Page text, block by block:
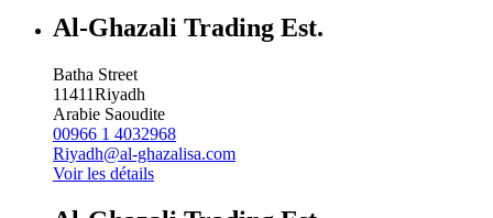
Al-Ghazali Trading Est.
Batha Street
11411Riyadh
Arabie Saoudite
00966 1 4032968
Riyadh@al-ghazalisa.com
Voir les détails